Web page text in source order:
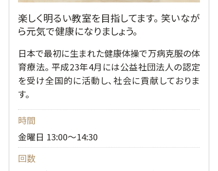
楽しく明るい教室を目指してます。 笑いなが
ら元気で健康になりましょう。
日本で最初に生まれた健康体操で万病克服の体
育療法。 平成23年4月には公益社団法人の認定
を受け全国的に活動し、社会に貢献しておりま
す。
時間
金曜日 13:00～14:30
回数